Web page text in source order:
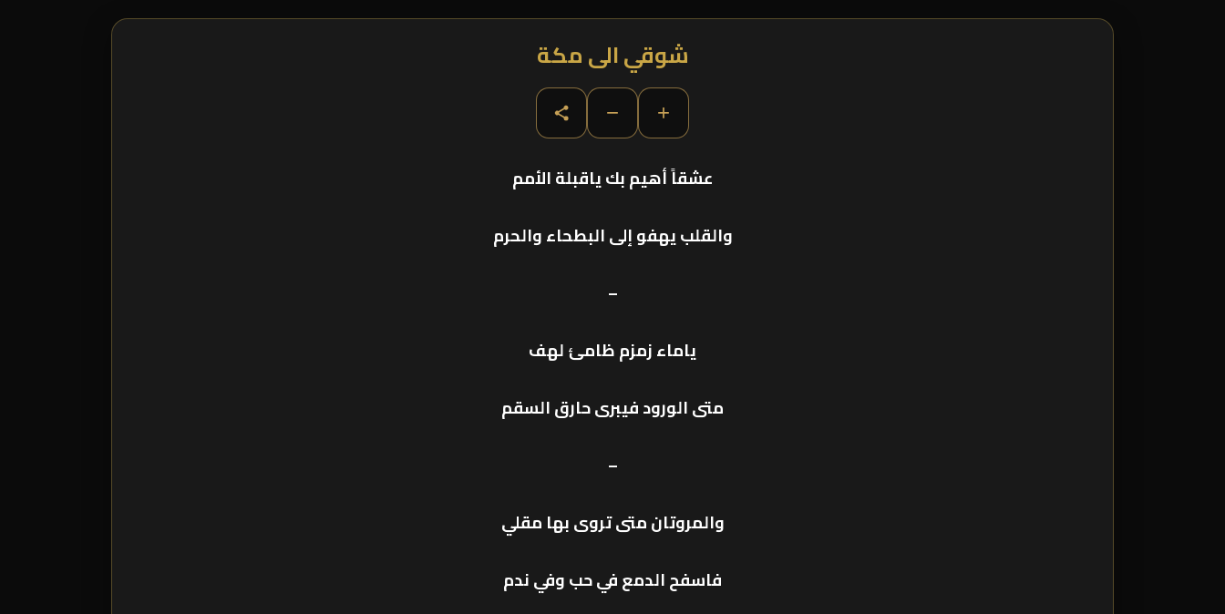
شوقي الى مكة
+
−
عشقاً أهيم بك ياقبلة الأمم
والقلب يهفو إلى البطحاء والحرم
–
ياماء زمزم ظامئ لهف
متى الورود فيبرى حارق السقم
–
والمروتان متى تروى بها مقلي
فاسفح الدمع في حب وفي ندم